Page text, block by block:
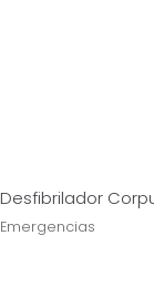
Desfibrilador
Emergencias